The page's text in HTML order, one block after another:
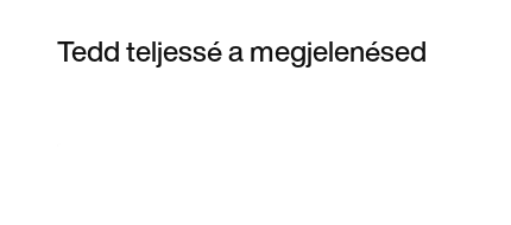
Tedd teljessé a megjelenésed